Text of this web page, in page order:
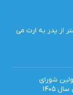
از پدر به ارث‌ می
شورای
۱۴۰۵